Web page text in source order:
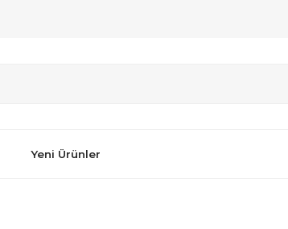
Yeni Ürünler